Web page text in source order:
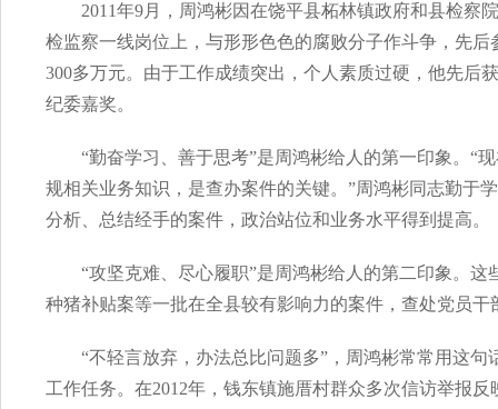
2011年9月，周鸿彬因在饶平县柘林镇政府和县检察
检监察一线岗位上，与形形色色的腐败分子作斗争，先
300多万元。由于工作成绩突出，个人素质过硬，他先后
纪委嘉奖。
“勤奋学习、善于思考”是周鸿彬给人的第一印象。“
规相关业务知识，是查办案件的关键。”周鸿彬同志勤于
分析、总结经手的案件，政治站位和业务水平得到提
“攻坚克难、尽心履职”是周鸿彬给人的第二印象。
种猪补贴案等一批在全县较有影响力的案件，查处党员
“不轻言放弃，办法总比问题多”，周鸿彬常常用这
工作任务。在2012年，钱东镇施厝村群众多次信访举报